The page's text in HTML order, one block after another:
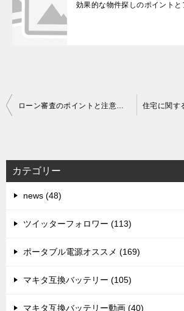
効果的な物件探しのポイントと
投
ビ
ゲ
ー
シ
ローン審査のポイントと注意点：審査基準から進行まで徹底解説
カテゴリー
news (48)
ツイッターフォロワー (113)
ポータブル電源オススメ (169)
マキタ互換バッテリー (105)
マキタ互換バッテリー動画 (40)